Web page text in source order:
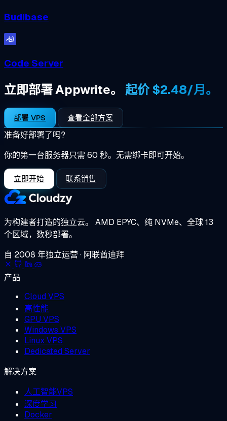
Budibase
Code Server
立即部署 Appwrite。 起价 $2.48/月。
部署 VPS 查看全部方案
准备好部署了吗?
你的第一台服务器只需 60 秒。无需绑卡即可开始。
立即开始 联系销售
为构建者打造的独立云。 AMD EPYC、纯 NVMe、全球 13
个区域，数秒部署。
自 2008 年独立运营 · 阿联酋迪拜
产品
Cloud VPS
高性能
GPU VPS
Windows VPS
Linux VPS
Dedicated Server
解决方案
人工智能VPS
深度学习
Docker